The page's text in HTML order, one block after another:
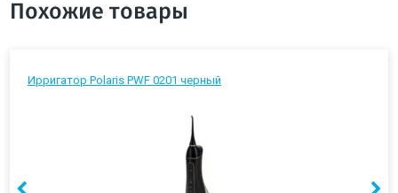
Похожие товары
Ирригатор Polaris PWF 0201 черный